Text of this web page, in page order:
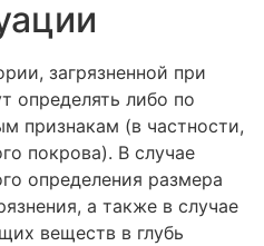
загрязненной при
определять либо по
признакам (в частности,
покрова). В случае
определения размера
а также в случае
веществ в глубь